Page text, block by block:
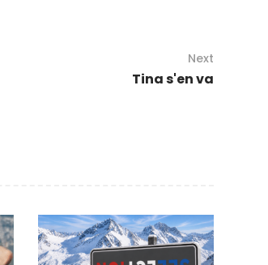
Next
Tina s'en va